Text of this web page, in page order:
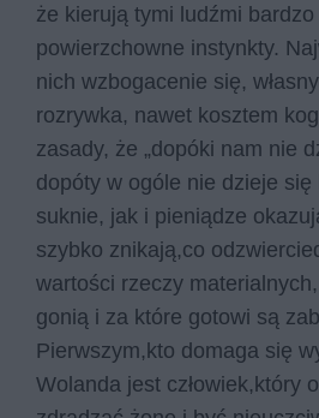
że kierują tymi ludźmi
powierzchowne instynkty.
nich wzbogacenie się,
rozrywka, nawet kosztem
zasady, że „dopóki nam nie
dopóty w ogóle nie dzieje się
suknie, jak i pieniądze
szybko znikają,co
wartości rzeczy
gonią i za które gotowi są
Pierwszym,kto domaga się
Wolanda jest człowiek,który